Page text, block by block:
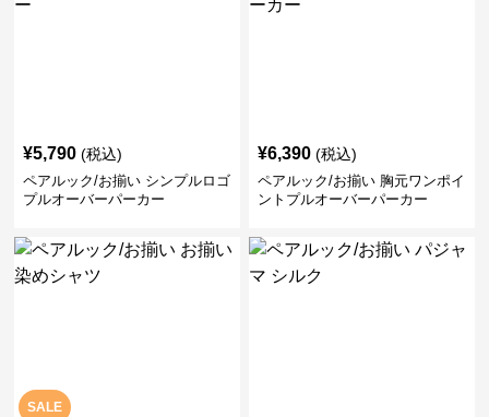
¥5,790 (税込)
ペアルック/お揃い シンプルロゴ
プルオーバーパーカー
¥6,390 (税込)
ペアルック/お揃い 胸元ワンポイ
ントプルオーバーパーカー
SALE